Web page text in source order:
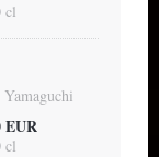
cl
EUR
cl